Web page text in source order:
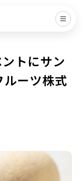
トにサン
ーツ株式